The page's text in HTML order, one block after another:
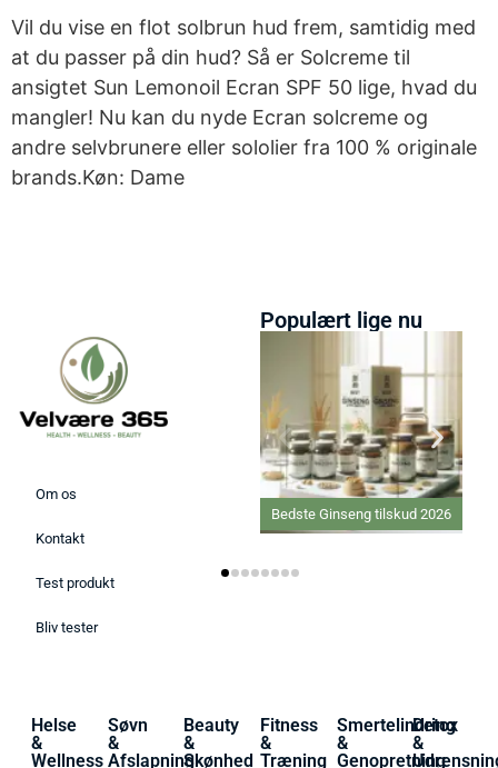
Vil du vise en flot solbrun hud frem, samtidig med
at du passer på din hud? Så er Solcreme til
ansigtet Sun Lemonoil Ecran SPF 50 lige, hvad du
mangler! Nu kan du nyde Ecran solcreme og
andre selvbrunere eller sololier fra 100 % originale
brands.Køn: Dame
Om os
Kontakt
Test produkt
Bliv tester
Populært lige nu
Bedste Ginseng tilskud 2026
Helse
&
Wellness
Søvn
&
Afslapning
Beauty
&
Skønhed
Fitness
&
Træning
Smertelindring
&
Genopretning
Detox
&